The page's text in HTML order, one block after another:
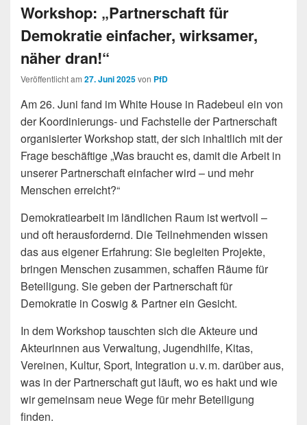
Workshop: „Partnerschaft für
Demokratie einfacher, wirksamer,
näher dran!“
Veröffentlicht am 27. Juni 2025von PfD
Am 26. Juni fand im White House in Radebeul ein von
der Koordinierungs- und Fachstelle der Partnerschaft
organisierter Workshop statt, der sich inhaltlich mit der
Frage beschäftige „Was braucht es, damit die Arbeit in
unserer Partnerschaft einfacher wird – und mehr
Menschen erreicht?“
Demokratiearbeit im ländlichen Raum ist wertvoll –
und oft herausfordernd. Die Teilnehmenden wissen
das aus eigener Erfahrung: Sie begleiten Projekte,
bringen Menschen zusammen, schaffen Räume für
Beteiligung. Sie geben der Partnerschaft für
Demokratie in Coswig & Partner ein Gesicht.
In dem Workshop tauschten sich die Akteure und
Akteurinnen aus Verwaltung, Jugendhilfe, Kitas,
Vereinen, Kultur, Sport, Integration u. v. m. darüber aus,
was in der Partnerschaft gut läuft, wo es hakt und wie
wir gemeinsam neue Wege für mehr Beteiligung
finden.